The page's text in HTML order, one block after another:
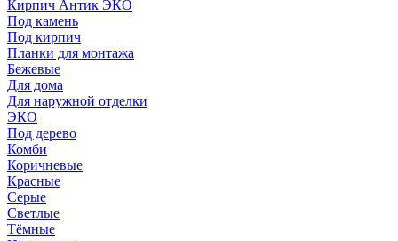
Кирпич Антик ЭКО
Под камень
Под кирпич
Планки для монтажа
Бежевые
Для дома
Для наружной отделки
ЭКO
Под дерево
Комби
Коричневые
Красные
Серые
Светлые
Тёмные